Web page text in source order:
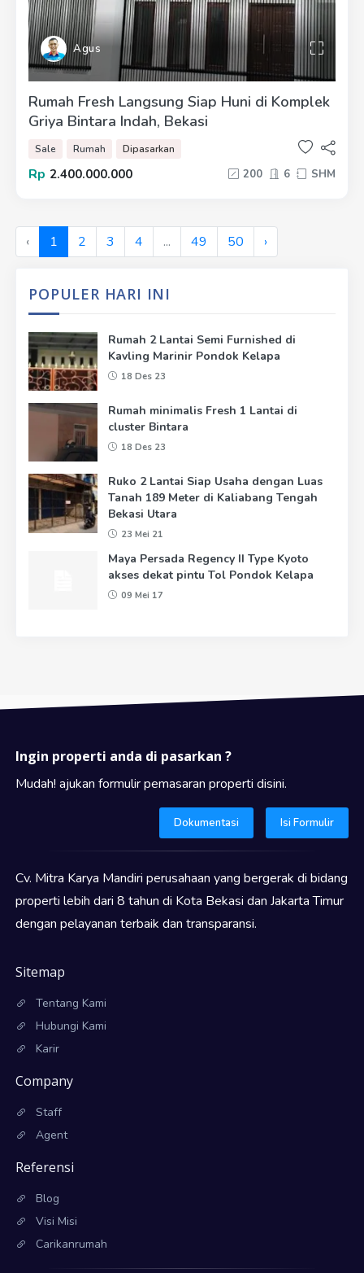
Agus
Rumah Fresh Langsung Siap Huni di Komplek
Griya Bintara Indah, Bekasi
Sale Rumah Dipasarkan
Rp 2.400.000.000 200 6 SHM
‹ 1 2 3 4 ... 49 50 ›
POPULER HARI INI
Rumah 2 Lantai Semi Furnished di
Kavling Marinir Pondok Kelapa
18 Des 23
Rumah minimalis Fresh 1 Lantai di
cluster Bintara
18 Des 23
Ruko 2 Lantai Siap Usaha dengan Luas
Tanah 189 Meter di Kaliabang Tengah
Bekasi Utara
23 Mei 21
Maya Persada Regency II Type Kyoto
akses dekat pintu Tol Pondok Kelapa
09 Mei 17
Ingin properti anda di pasarkan ?
Mudah! ajukan formulir pemasaran properti disini.
Dokumentasi Isi Formulir
Cv. Mitra Karya Mandiri perusahaan yang bergerak di bidang
properti lebih dari 8 tahun di Kota Bekasi dan Jakarta Timur
dengan pelayanan terbaik dan transparansi.
Sitemap
Tentang Kami
Hubungi Kami
Karir
Company
Staff
Agent
Referensi
Blog
Visi Misi
Carikanrumah